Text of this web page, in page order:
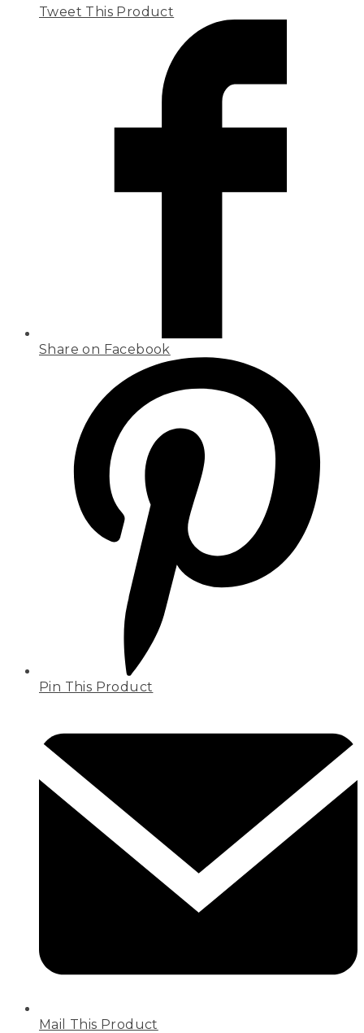
Tweet This Product
Share on Facebook
Pin This Product
Mail This Product